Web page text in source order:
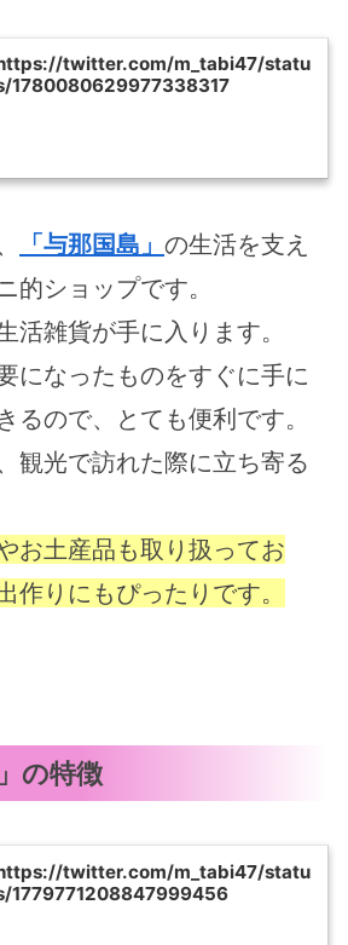
twitter.com/m_tabi47/statu
1780080629977338317
「与那国島」 の生活を支え
的ショップです。
活雑貨が手に入ります。
になったものをすぐに手に
るので、とても便利です。
観光で訪れた際に立ち寄る
お土産品も取り扱ってお
作りにもぴったりです。
の特徴
twitter.com/m_tabi47/statu
1779771208847999456